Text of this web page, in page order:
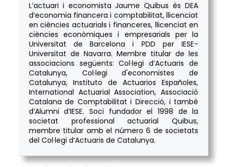
L’actuari i economista Jaume Quibus és DEA
d’economia financera i comptabilitat, llicenciat
en ciències actuarials i financeres, llicenciat en
ciències econòmiques i empresarials per la
Universitat de Barcelona i PDD per IESE-
Universitat de Navarra. Membre titular de les
associacions següents: Col·legi d’Actuaris de
Catalunya, Col·legi d'economistes de
Catalunya, Instituto de Actuarios Españoles,
International Actuarial Association, Associació
Catalana de Comptabilitat i Direcció, i també
d’Alumni d’IESE. Soci fundador el 1998 de la
societat professional actuarial Quibus,
membre titular amb el número 6 de societats
del Col·legi d’Actuaris de Catalunya.